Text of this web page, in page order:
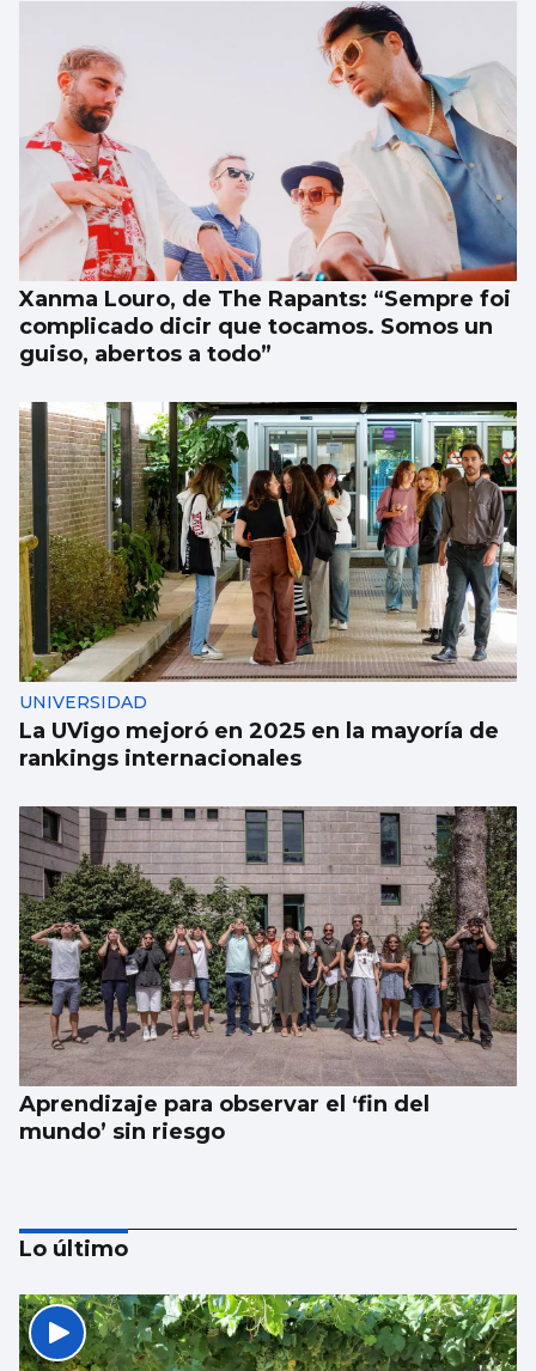
Xanma Louro, de The Rapants: “Sempre foi
complicado dicir que tocamos. Somos un
guiso, abertos a todo”
UNIVERSIDAD
La UVigo mejoró en 2025 en la mayoría de
rankings internacionales
Aprendizaje para observar el ‘fin del
mundo’ sin riesgo
Lo último